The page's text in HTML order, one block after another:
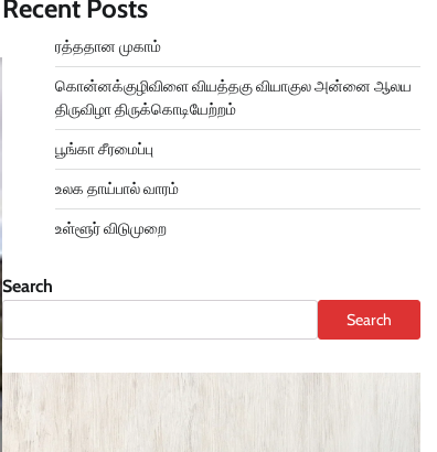
Recent Posts
ரத்ததான முகாம்
கொன்னக்குழிவிளை வியத்தகு வியாகுல அன்னை ஆலய
திருவிழா திருக்கொடியேற்றம்
பூங்கா சீரமைப்பு
உலக தாய்பால் வாரம்
உள்ளூர் விடுமுறை
Search
Search